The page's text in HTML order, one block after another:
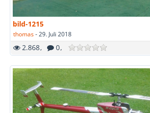
bild-1215
thomas-29. Juli 2018
2.868 0